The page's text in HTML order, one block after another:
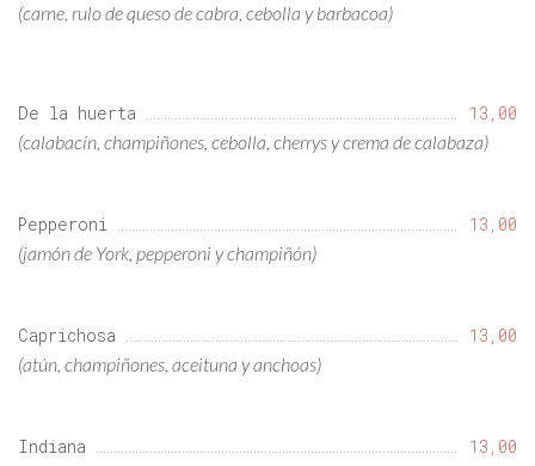
(carne, rulo de queso de cabra, cebolla y barbacoa)
De la huerta
13,00
(calabacín, champiñones, cebolla, cherrys y crema de calabaza)
Pepperoni
13,00
(jamón de York, pepperoni y champiñón)
Caprichosa
13,00
(atún, champiñones, aceituna y anchoas)
Indiana
13,00